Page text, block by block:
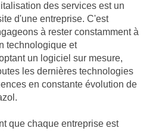
des services est un
d'une entreprise. C'est
à rester constamment à
technologique et
un logiciel sur mesure,
les dernières technologies
en constante évolution de
que chaque entreprise est